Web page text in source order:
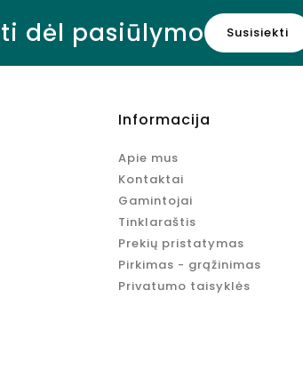
dėl pasiūlymo Susisiekti
Informacija
Apie mus
Kontaktai
Gamintojai
Tinklaraštis
Prekių pristatymas
Pirkimas - grąžinimas
Privatumo taisyklės